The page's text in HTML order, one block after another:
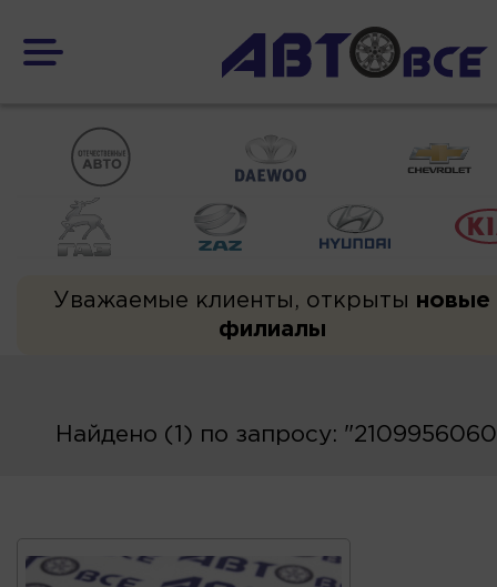
Уважаемые клиенты, открыты новые
филиалы
Найдено (1) по запросу: